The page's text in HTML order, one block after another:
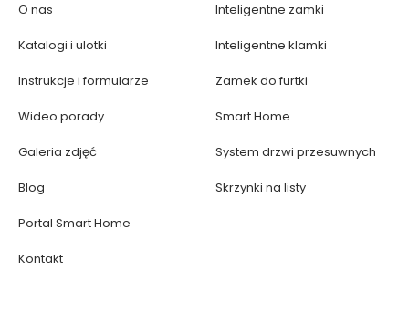
O nas
Katalogi i ulotki
Instrukcje i formularze
Wideo porady
Galeria zdjęć
Blog
Portal Smart Home
Kontakt
Inteligentne zamki
Inteligentne klamki
Zamek do furtki
Smart Home
System drzwi przesuwnych
Skrzynki na listy